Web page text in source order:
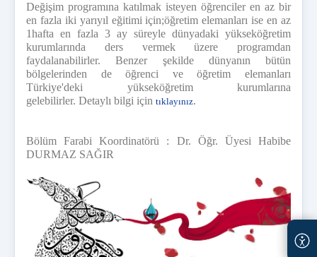
Değişim programına katılmak isteyen öğrenciler en az bir
en fazla iki yarıyıl eğitimi için;öğretim elemanları ise en az
1hafta en fazla 3 ay süreyle dünyadaki yükseköğretim
kurumlarında ders vermek üzere programdan
faydalanabilirler. Benzer şekilde dünyanın bütün
bölgelerinden de öğrenci ve öğretim elemanları
Türkiye'deki yükseköğretim kurumlarına
gelebilirler. Detaylı bilgi için tıklayınız.
Bölüm Farabi Koordinatörü : Dr. Öğr. Üyesi Habibe
DURMAZ SAĞIR